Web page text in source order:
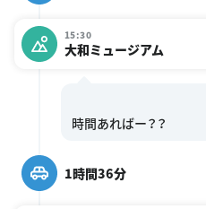
15:30
大和ミュージアム
1時間36分